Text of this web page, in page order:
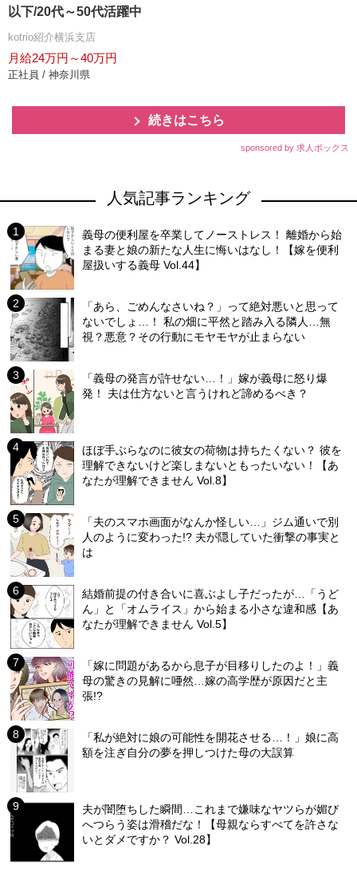
以下/20代～50代活躍中
kotrio紹介横浜支店
月給24万円～40万円
正社員 / 神奈川県
続きはこちら
sponsored by 求人ボックス
人気記事ランキング
義母の便利屋を卒業してノーストレス！ 離婚から始
まる妻と娘の新たな人生に悔いはなし！【嫁を便利
屋扱いする義母 Vol.44】
「あら、ごめんなさいね？」って絶対悪いと思って
ないでしょ…！ 私の畑に平然と踏み入る隣人…無
視？悪意？その行動にモヤモヤが止まらない
「義母の発言が許せない…！」嫁が義母に怒り爆
発！ 夫は仕方ないと言うけれど諦めるべき？
ほぼ手ぶらなのに彼女の荷物は持ちたくない？ 彼を
理解できないけど楽しまないともったいない！【あ
なたが理解できません Vol.8】
「夫のスマホ画面がなんか怪しい…」ジム通いで別
人のように変わった!? 夫が隠していた衝撃の事実と
は
結婚前提の付き合いに喜ぶよし子だったが…「うど
ん」と「オムライス」から始まる小さな違和感【あ
なたが理解できません Vol.5】
「嫁に問題があるから息子が目移りしたのよ！」義
母の驚きの見解に唖然…嫁の高学歴が原因だと主
張!?
「私が絶対に娘の可能性を開花させる…！」娘に高
額を注ぎ自分の夢を押しつけた母の大誤算
夫が闇堕ちした瞬間…これまで嫌味なヤツらが媚び
へつらう姿は滑稽だな！【母親ならすべてを許さな
いとダメですか？ Vol.28】